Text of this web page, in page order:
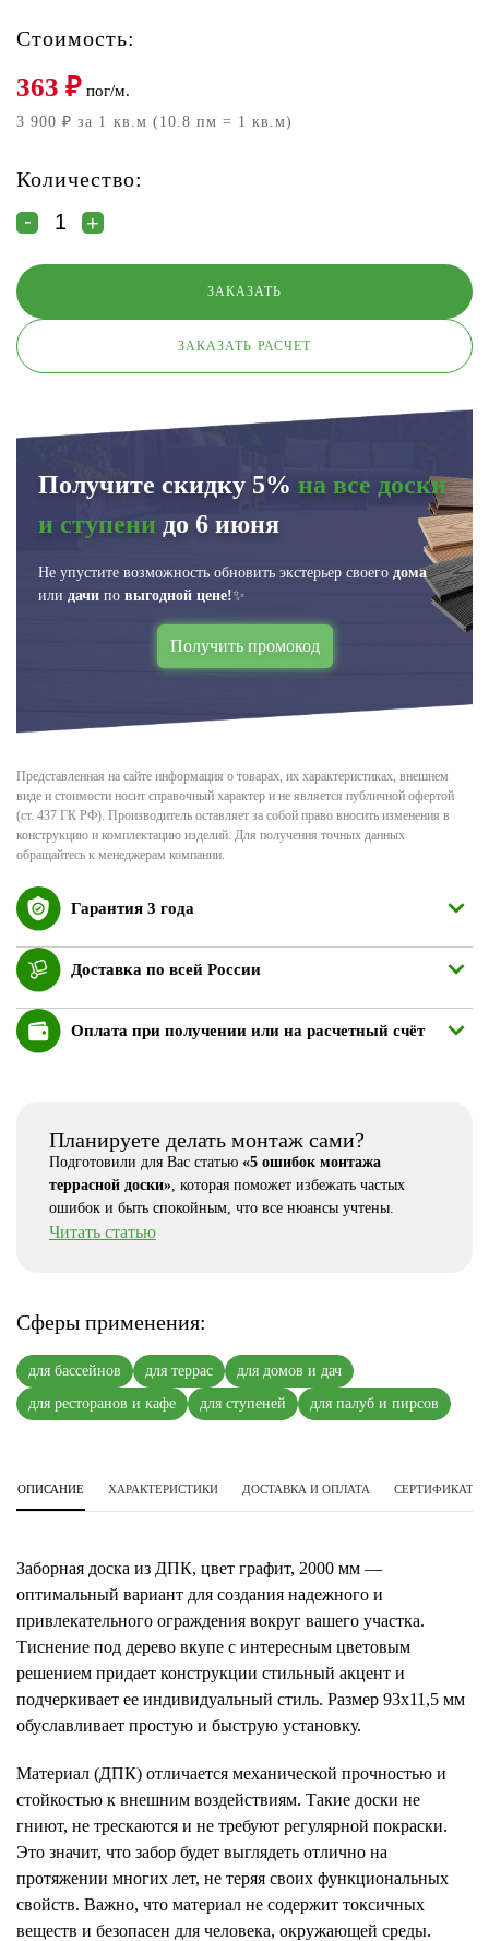
Стоимость:
363 ₽ пог/м.
3 900 ₽ за 1 кв.м (10.8 пм = 1 кв.м)
Количество:
ЗАКАЗАТЬ РАСЧЕТ
Получите скидку 5% на все доски
и ступени до 6 июня
Не упустите возможность обновить экстерьер своего дома
или дачи по выгодной цене!✨
Получить промокод
Представленная на сайте информация о товарах, их характеристиках, внешнем
виде и стоимости носит справочный характер и не является публичной офертой
(ст. 437 ГК РФ). Производитель оставляет за собой право вносить изменения в
конструкцию и комплектацию изделий. Для получения точных данных
обращайтесь к менеджерам компании.
Гарантия 3 года
Доставка по всей России
Оплата при получении или на расчетный счёт
Планируете делать монтаж сами?
Подготовили для Вас статью «5 ошибок монтажа
террасной доски», которая поможет избежать частых
ошибок и быть спокойным, что все нюансы учтены.
Читать статью
Сферы применения:
для бассейнов для террас
для домов и дач
для ресторанов и кафе
для ступеней для палуб и пирсов
ОПИСАНИЕ ХАРАКТЕРИСТИКИ ДОСТАВКА И ОПЛАТА СЕРТИФИКАТЫ
Заборная доска из ДПК, цвет графит, 2000 мм —
оптимальный вариант для создания надежного и
привлекательного ограждения вокруг вашего участка.
Тиснение под дерево вкупе с интересным цветовым
решением придает конструкции стильный акцент и
подчеркивает ее индивидуальный стиль. Размер 93х11,5 мм
обуславливает простую и быструю установку.
Материал (ДПК) отличается механической прочностью и
стойкостью к внешним воздействиям. Такие доски не
гниют, не трескаются и не требуют регулярной покраски.
Это значит, что забор будет выглядеть отлично на
протяжении многих лет, не теряя своих функциональных
свойств. Важно, что материал не содержит токсичных
веществ и безопасен для человека, окружающей среды.